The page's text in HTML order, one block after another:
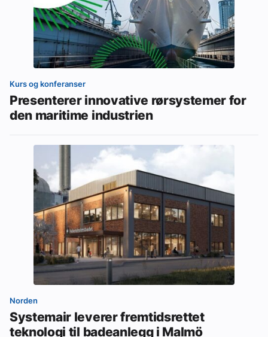
Kurs og konferanser
Presenterer innovative rørsystemer for
den maritime industrien
Norden
Systemair leverer fremtidsrettet
teknologi til badeanlegg i Malmö